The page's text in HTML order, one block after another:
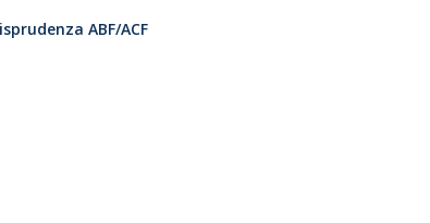
ABF/ACF